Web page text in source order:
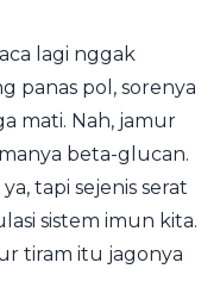
lagi nggak
panas pol, sorenya
mati. Nah, jamur
beta-glucan.
tapi sejenis serat
sistem imun kita.
tiram itu jagonya